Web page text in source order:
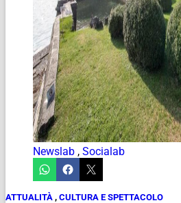
Newslab , Socialab
ATTUALITÀ , CULTURA E SPETTACOLO